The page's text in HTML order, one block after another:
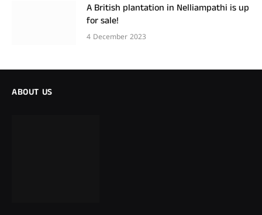
A British plantation in Nelliampathi is up
for sale!
4 December 2023
ABOUT US